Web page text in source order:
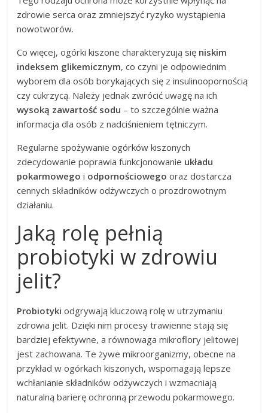
zdrowie serca oraz zmniejszyć ryzyko wystąpienia
nowotworów.
Co więcej, ogórki kiszone charakteryzują się niskim
indeksem glikemicznym, co czyni je odpowiednim
wyborem dla osób borykających się z insulinoopornością
czy cukrzycą. Należy jednak zwrócić uwagę na ich
wysoką zawartość sodu – to szczególnie ważna
informacja dla osób z nadciśnieniem tętniczym.
Regularne spożywanie ogórków kiszonych
zdecydowanie poprawia funkcjonowanie układu
pokarmowego i odpornościowego oraz dostarcza
cennych składników odżywczych o prozdrowotnym
działaniu.
Jaką rolę pełnią
probiotyki w zdrowiu
jelit?
Probiotyki odgrywają kluczową rolę w utrzymaniu
zdrowia jelit. Dzięki nim procesy trawienne stają się
bardziej efektywne, a równowaga mikroflory jelitowej
jest zachowana. Te żywe mikroorganizmy, obecne na
przykład w ogórkach kiszonych, wspomagają lepsze
wchłanianie składników odżywczych i wzmacniają
naturalną barierę ochronną przewodu pokarmowego.